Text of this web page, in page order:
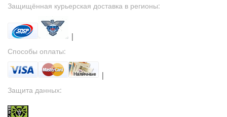
Защищённая курьерская доставка в регионы:
|
Способы оплаты:
|
Защита данных: